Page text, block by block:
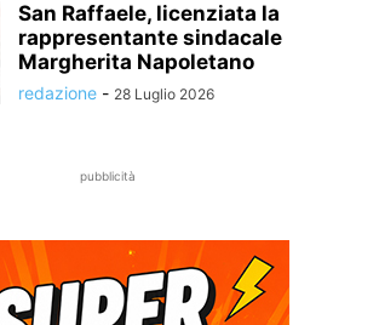
San Raffaele, licenziata la
rappresentante sindacale
Margherita Napoletano
redazione - 28 Luglio 2026
pubblicità